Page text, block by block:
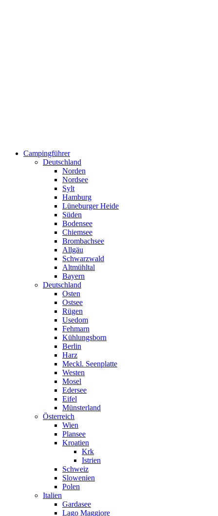
Campingführer
Deutschland
Norden
Nordsee
Sylt
Hamburg
Lüneburger Heide
Süden
Bodensee
Chiemsee
Brombachsee
Allgäu
Schwarzwald
Altmühltal
Bayern
Deutschland
Osten
Ostsee
Rügen
Usedom
Fehmarn
Kühlungsborn
Berlin
Harz
Meckl. Seenplatte
Westen
Mosel
Edersee
Eifel
Münsterland
Österreich
Wien
Plansee
Kroatien
Krk
Istrien
Schweiz
Slowenien
Polen
Italien
Gardasee
Lago Maggiore